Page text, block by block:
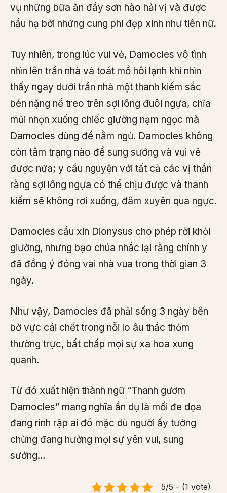
vụ những bữa ăn đầy sơn hào hải vị và được
hầu hạ bởi những cung phi đẹp xinh như tiên nữ.
Tuy nhiên, trong lúc vui vẻ, Damocles vô tình
nhìn lên trần nhà và toát mồ hôi lạnh khi nhìn
thấy ngay dưới trần nhà một thanh kiếm sắc
bén nặng nề treo trên sợi lông đuôi ngựa, chĩa
mũi nhọn xuống chiếc giường nạm ngọc mà
Damocles dùng để nằm ngủ. Damocles không
còn tâm trạng nào để sung sướng và vui vẻ
được nữa; y cầu nguyện với tất cả các vị thần
rằng sợi lông ngựa có thể chịu được và thanh
kiếm sẽ không rơi xuống, đâm xuyên qua ngực.
Damocles cầu xin Dionysus cho phép rời khỏi
giường, nhưng bạo chúa nhắc lại rằng chính y
đã đồng ý đóng vai nhà vua trong thời gian 3
ngày.
Như vậy, Damocles đã phải sống 3 ngày bên
bờ vực cái chết trong nỗi lo âu thắc thỏm
thường trực, bất chấp mọi sự xa hoa xung
quanh.
Từ đó xuất hiện thành ngữ “Thanh gươm
Damocles” mang nghĩa ẩn dụ là mối đe dọa
đang rình rập ai đó mặc dù người ấy tưởng
chừng đang hưởng mọi sự yên vui, sung
sướng…
5/5 - (1 vote)